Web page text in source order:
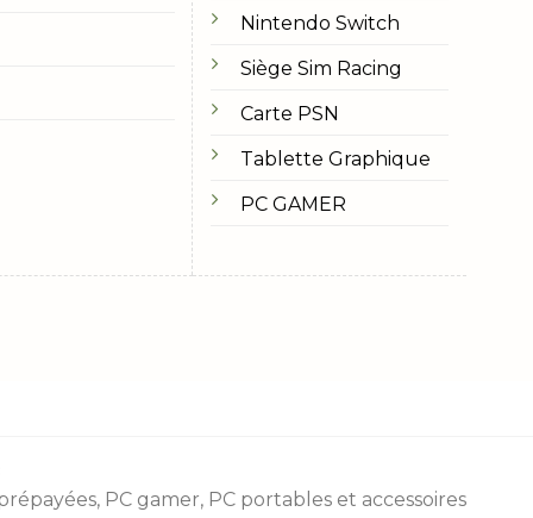
Nintendo Switch
Siège Sim Racing
Carte PSN
Tablette Graphique
PC GAMER
, PC gamer, PC portables et accessoires